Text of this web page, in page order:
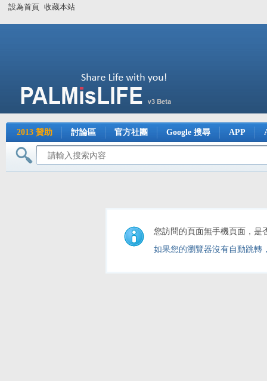
設為首頁 收藏本站
2013 贊助 討論區 官方社團 Google 搜尋 APP
您訪問的頁面無手機頁面，是
如果您的瀏覽器沒有自動跳轉